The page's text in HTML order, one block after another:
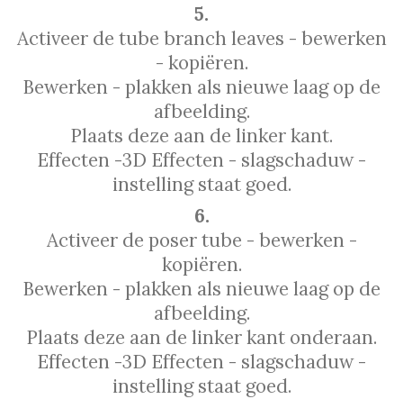
5.
Activeer de tube branch leaves - bewerken
- kopiëren.
Bewerken - plakken als nieuwe laag op de
afbeelding.
Plaats deze aan de linker kant.
Effecten -3D Effecten - slagschaduw -
instelling staat goed.
6.
Activeer de poser tube - bewerken -
kopiëren.
Bewerken - plakken als nieuwe laag op de
afbeelding.
Plaats deze aan de linker kant onderaan.
Effecten -3D Effecten - slagschaduw -
instelling staat goed.